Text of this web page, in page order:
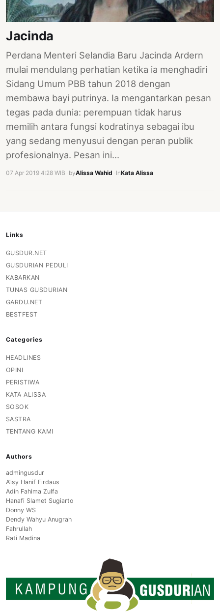
Jacinda
Perdana Menteri Selandia Baru Jacinda Ardern
mulai mendulang perhatian ketika ia menghadiri
Sidang Umum PBB tahun 2018 dengan
membawa bayi putrinya. Ia mengantarkan pesan
tegas pada dunia: perempuan tidak harus
memilih antara fungsi kodratinya sebagai ibu
yang sedang menyusui dengan peran publik
profesionalnya. Pesan ini…
07 Apr 2019 4:28 WIB byAlissa Wahid InKata Alissa
Links
GUSDUR.NET
GUSDURIAN PEDULI
KABARKAN
TUNAS GUSDURIAN
GARDU.NET
BESTFEST
Categories
HEADLINES
OPINI
PERISTIWA
KATA ALISSA
SOSOK
SASTRA
TENTANG KAMI
Authors
admingusdur
A’isy Hanif Firdaus
Adin Fahima Zulfa
Hanafi Slamet Sugiarto
Donny WS
Dendy Wahyu Anugrah
Fahrullah
Rati Madina